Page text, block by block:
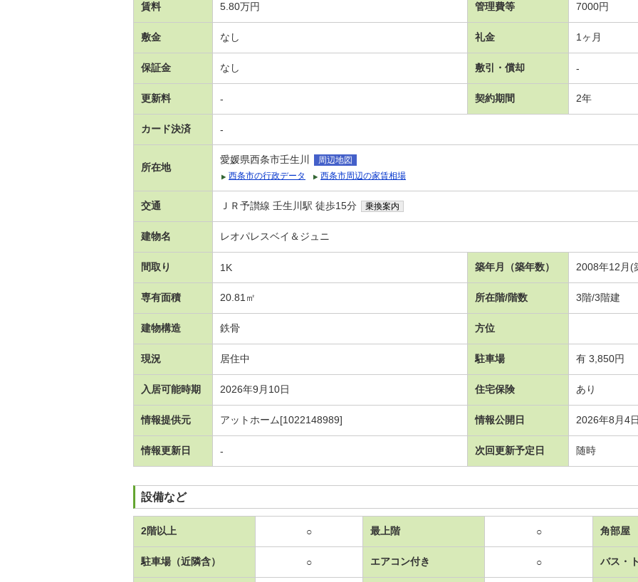
賃料 5.80万円 管理費等 7000円
敷金 なし 礼金 1ヶ月
保証金 なし 敷引・償却 -
更新料 - 契約期間 2年
カード決済 -
所在地
愛媛県西条市壬生川
周辺地図
西条市の行政データ
西条市周辺の家賃相場
交通 ＪＲ予讃線 壬生川駅 徒歩15分 乗換案内
建物名 レオパレスベイ＆ジュニ
間取り 1K 築年月（築年数） 2008年12月(
専有面積 20.81㎡ 所在階/階数 3階/3階建
建物構造 鉄骨 方位
現況 居住中 駐車場 有 3,850円
入居可能時期 2026年9月10日 住宅保険 あり
情報提供元 アットホーム[1022148989] 情報公開日 2026年8月4日
情報更新日 - 次回更新予定日 随時
設備など
2階以上 ○ 最上階 ○ 角部屋
駐車場（近隣含） ○ エアコン付き ○ バス・